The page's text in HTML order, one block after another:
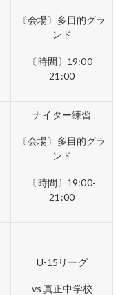
〔会場〕多目的グラ
ンド
〔時間〕19:00-
21:00
ナイター練習
〔会場〕多目的グラ
ンド
〔時間〕19:00-
21:00
U-15リーグ
vs 真正中学校